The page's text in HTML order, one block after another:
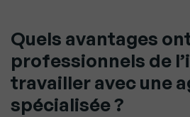
Quels avantages
professionnels de
travailler avec une
spécialisée ?